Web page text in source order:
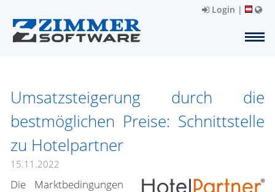
Login |
Umsatzsteigerung durch die
bestmöglichen Preise: Schnittstelle
zu Hotelpartner
15.11.2022
Die Marktbedingungen